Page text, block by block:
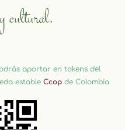
cultural.
aportar en tokens del
estable Ccop de Colombia